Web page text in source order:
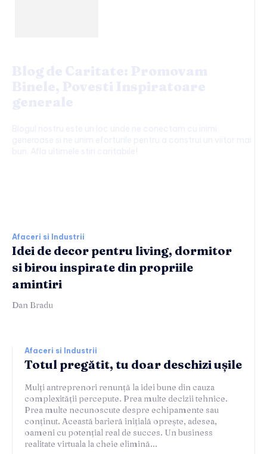
Afaceri si Industrii
Idei de decor pentru living, dormitor
si birou inspirate din propriile
amintiri
Dan Bradu
Afaceri si Industrii
Totul pregătit, tu doar deschizi ușile
Mulți antreprenori renunță la idei bune din cauza
complexității percepute. Prea multe decizii tehnice.
Prea multe necunoscute despre echipamente sau
conținut. Această barieră inițială oprește, adesea,
oameni cu potențial real de succes. Un business
realitate virtuala la cheie elimină...